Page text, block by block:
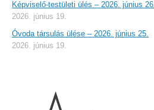
Képviselő-testületi ülés – 2026. június 26.
2026. június 19.
Óvoda társulás ülése – 2026. június 25.
2026. június 19.